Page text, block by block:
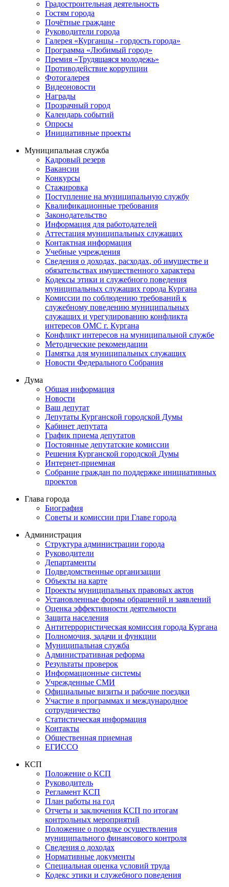
Градостроительная деятельность
Гостям города
Почётные граждане
Руководители города
Галерея «Курганцы - гордость города»
Программа «Любимый город»
Премия «Трудящаяся молодежь»
Противодействие коррупции
Фотогалерея
Видеоновости
Награды
Прозрачный город
Календарь событий
Опросы
Инициативные проекты
Муниципальная служба
Кадровый резерв
Вакансии
Конкурсы
Стажировка
Поступление на муниципальную службу
Квалификационные требования
Законодательство
Информация для работодателей
Аттестация муниципальных служащих
Контактная информация
Учебные учреждения
Сведения о доходах, расходах, об имуществе и
обязательствах имущественного характера
Кодексы этики и служебного поведения
муниципальных служащих города Кургана
Комиссии по соблюдению требований к
служебному поведению муниципальных
служащих и урегулированию конфликта
интересов ОМС г. Кургана
Конфликт интересов на муниципальной службе
Методические рекомендации
Памятка для муниципальных служащих
Новости Федерального Cобрания
Дума
Общая информация
Новости
Ваш депутат
Депутаты Курганской городской Думы
Кабинет депутата
График приема депутатов
Постоянные депутатские комиссии
Решения Курганской городской Думы
Интернет-приемная
Собрание граждан по поддержке инициативных
проектов
Глава города
Биография
Советы и комиссии при Главе города
Администрация
Структура администрации города
Руководители
Департаменты
Подведомственные организации
Объекты на карте
Проекты муниципальных правовых актов
Установленные формы обращений и заявлений
Оценка эффективности деятельности
Защита населения
Антитеррористическая комиссия города Кургана
Полномочия, задачи и функции
Муниципальная служба
Административная реформа
Результаты проверок
Информационные системы
Учрежденные СМИ
Официальные визиты и рабочие поездки
Участие в программах и международное
сотрудничество
Статистическая информация
Контакты
Общественная приемная
ЕГИССО
КСП
Положение о КСП
Руководитель
Регламент КСП
План работы на год
Отчеты и заключения КСП по итогам
контрольных мероприятий
Положение о порядке осуществления
муниципального финансового контроля
Сведения о доходах
Нормативные документы
Специальная оценка условий труда
Кодекс этики и служебного поведения